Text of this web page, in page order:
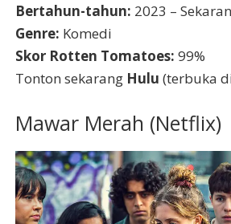
Bertahun-tahun: 2023 –
Genre: Komedi
Skor Rotten Tomatoes: 99%
Tonton sekarang Hulu (terbuka
Mawar Merah (Netflix)